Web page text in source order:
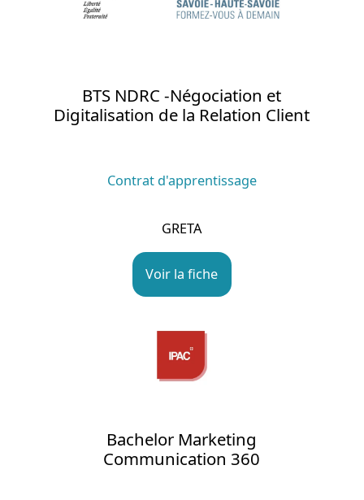
BTS NDRC -Négociation et
Digitalisation de la Relation Client
Contrat d'apprentissage
GRETA
Voir la fiche
Bachelor Marketing
Communication 360